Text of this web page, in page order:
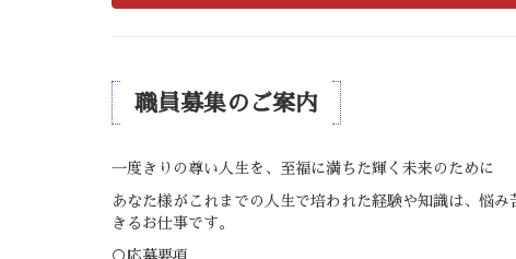
職員募集のご案内
一度きりの尊い人生を、至福に満ちた輝く未来のために
あなた様がこれまでの人生で培われた経験や知識は、悩
きるお仕事です。
○応募要項